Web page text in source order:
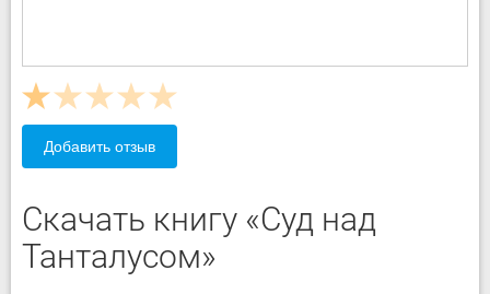
Добавить отзыв
Скачать книгу «Суд над
Танталусом»